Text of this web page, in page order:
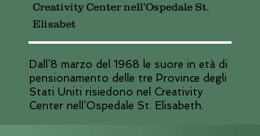
Creativity Center nell’Ospedale St.
Elisabet
Dall’8 marzo del 1968 le suore in età di
pensionamento delle tre Province degli
Stati Uniti risiedono nel Creativity
Center nell’Ospedale St. Elisabeth.